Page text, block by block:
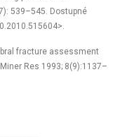
539–545. Dostupné
fracture assessment
Res 1993; 8(9):1137–